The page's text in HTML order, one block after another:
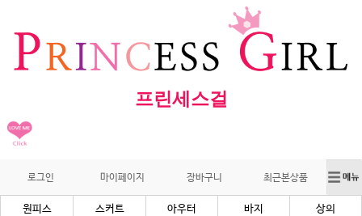
프린세스걸
로그인 마이페이지 장바구니 최근본상품
원피스 스커트 아우터 바지 상의